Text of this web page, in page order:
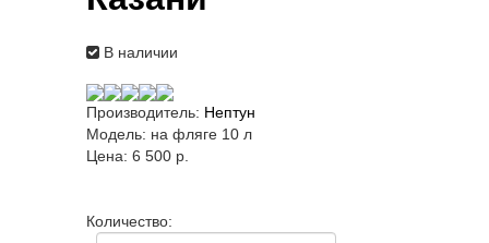
В наличии
Производитель: Нептун
Модель: на фляге 10 л
Цена: 6 500 p.
Количество: